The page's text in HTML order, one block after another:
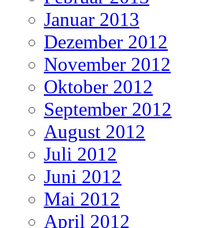
Januar 2013
Dezember 2012
November 2012
Oktober 2012
September 2012
August 2012
Juli 2012
Juni 2012
Mai 2012
April 2012